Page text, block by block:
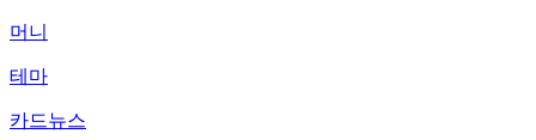
머니
테마
카드뉴스